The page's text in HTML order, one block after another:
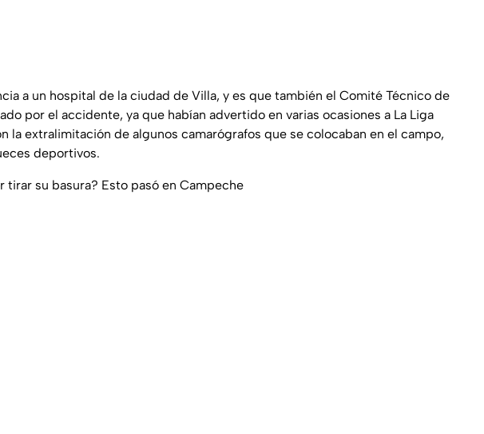
a un hospital de la ciudad de Villa, y es que también el Comité Técnico de
por el accidente, ya que habían advertido en varias ocasiones a La Liga
la extralimitación de algunos camarógrafos que se colocaban en el campo,
deportivos.
tirar su basura? Esto pasó en Campeche